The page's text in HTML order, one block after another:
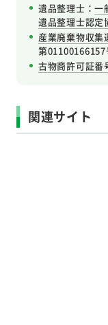
遺品整理士：一
遺品整理士認定
産業廃棄物収集
第01100166157
古物商許可証番
関連サイト